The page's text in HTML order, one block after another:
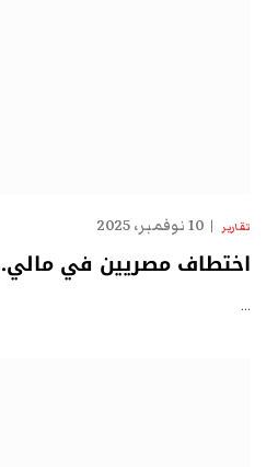
تقارير 10 نوفمبر، 2025
اختطاف مصريين في
…